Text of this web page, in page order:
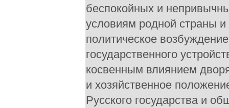
беспокойных и
условиям родной страны
политическое
государственного
косвенным влиянием
и хозяйственное
Русского государства и